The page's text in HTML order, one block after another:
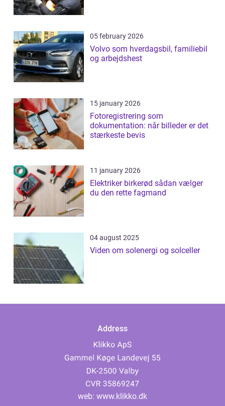
05 february 2026
Volvo som hverdagsbil, familiebil
og arbejdshest
15 january 2026
Fotoregistrering som
dokumentation: når billeder er det
stærkeste bevis
11 january 2026
Elektriker birkerød sådan vælger
du den rette fagmand
04 august 2025
Viden om solenergi og solceller
Address
web: www.klikko.dk